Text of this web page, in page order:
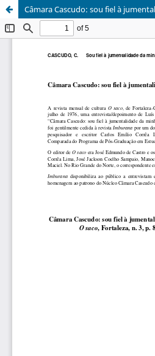
Câmara Cascudo: sou fiel à